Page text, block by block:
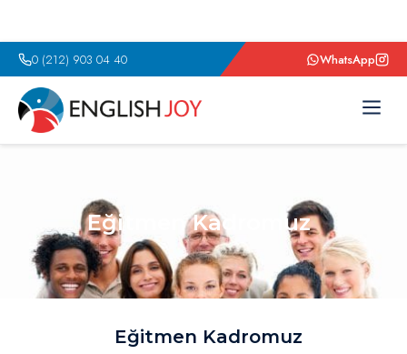
0 (212) 903 04 40 WhatsApp
Eğitmen Kadromuz
Eğitmen Kadromuz